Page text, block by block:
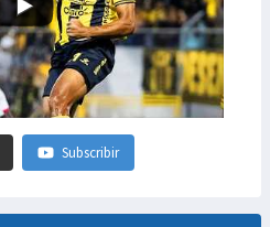
Subscribir